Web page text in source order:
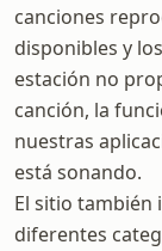
canciones
disponibles y
estación no
canción, la
nuestras
está sonando.
El sitio también
diferentes